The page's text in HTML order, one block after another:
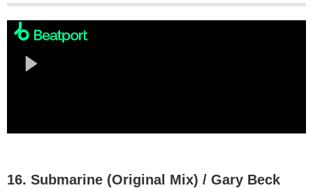
16. Submarine (Original Mix) / Gary Beck